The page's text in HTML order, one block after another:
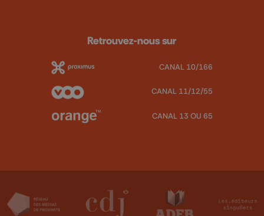
Retrouvez-nous sur
CANAL 10/166
CANAL 11/12/55
CANAL 13 OU 65